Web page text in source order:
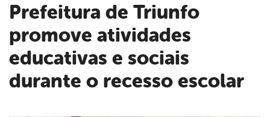
Prefeitura de Triunfo
promove atividades
educativas e sociais
durante o recesso escolar